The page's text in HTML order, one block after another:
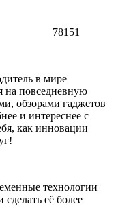
78151
в мире
на повседневную
обзорами гаджетов
и интереснее с
как инновации
технологии
её более